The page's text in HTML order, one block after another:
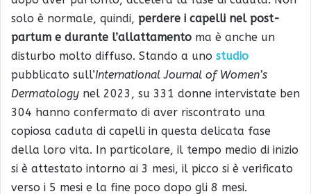
solo è normale, quindi, perdere i capelli nel post-
partum e durante l’allattamento ma è anche un
disturbo molto diffuso. Stando a uno studio
pubblicato sull’International Journal of Women’s
Dermatology nel 2023, su 331 donne intervistate ben
304 hanno confermato di aver riscontrato una
copiosa caduta di capelli in questa delicata fase
della loro vita. In particolare, il tempo medio di inizio
si è attestato intorno ai 3 mesi, il picco si è verificato
verso i 5 mesi e la fine poco dopo gli 8 mesi.